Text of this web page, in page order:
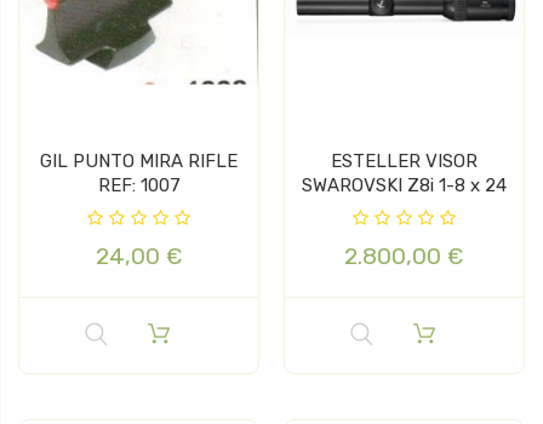
GIL PUNTO MIRA RIFLE
REF: 1007
24,00 €
ESTELLER VISOR
SWAROVSKI Z8i 1-8 x 24
2.800,00 €